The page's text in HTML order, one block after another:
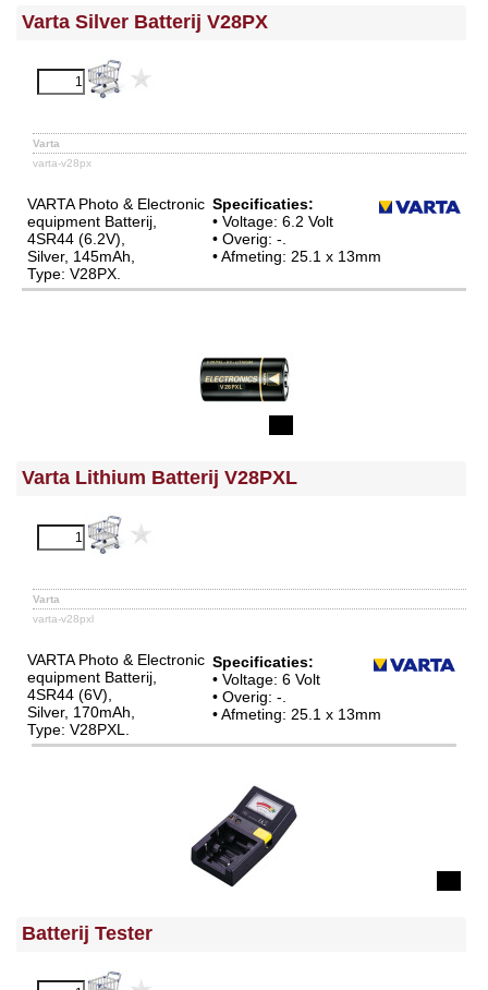
Varta Silver Batterij V28PX
Varta
varta-v28px
VARTA Photo & Electronic
equipment Batterij,
4SR44 (6.2V),
Silver, 145mAh,
Type: V28PX.
Specificaties:
• Voltage: 6.2 Volt
• Overig: -.
• Afmeting: 25.1 x 13mm
Varta Lithium Batterij V28PXL
Varta
varta-v28pxl
VARTA Photo & Electronic
equipment Batterij,
4SR44 (6V),
Silver, 170mAh,
Type: V28PXL.
Specificaties:
• Voltage: 6 Volt
• Overig: -.
• Afmeting: 25.1 x 13mm
Batterij Tester